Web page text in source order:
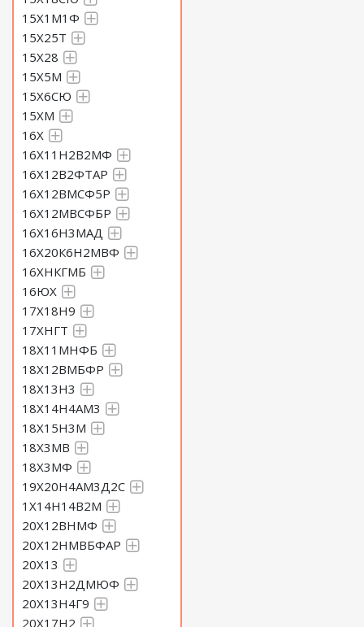
15Х1М1Ф
15Х25Т
15Х28
15Х5М
15Х6СЮ
15ХМ
16Х
16Х11Н2В2МФ
16Х12В2ФТАР
16Х12ВМСФ5Р
16Х12МВСФБР
16Х16Н3МАД
16Х20К6Н2МВФ
16ХНКГМБ
16ЮХ
17Х18Н9
17ХНГТ
18Х11МНФБ
18Х12ВМБФР
18Х13Н3
18Х14Н4АМ3
18Х15Н3М
18Х3МВ
18Х3МФ
19Х20Н4АМ3Д2С
1Х14Н14В2М
20Х12ВНМФ
20Х12НМВБФАР
20Х13
20Х13Н2ДМЮФ
20Х13Н4Г9
20Х17Н2